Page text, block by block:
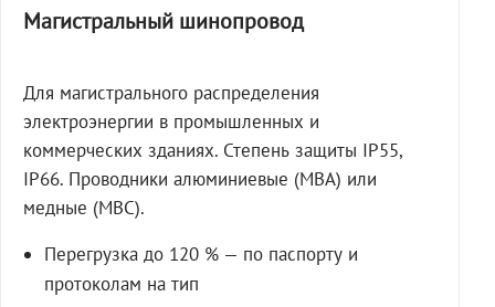
Магистральный шинопровод
Для магистрального распределения
электроэнергии в промышленных и
коммерческих зданиях. Степень защиты IP55,
IP66. Проводники алюминиевые (МВА) или
медные (МВС).
Перегрузка до 120 % — по паспорту и
протоколам на тип